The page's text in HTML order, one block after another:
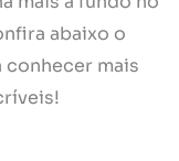
abaixo o
mais